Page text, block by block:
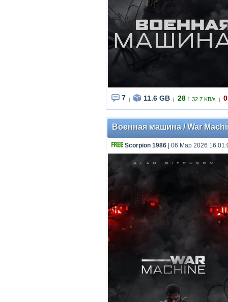
7 11.6 GB 28 ↑ 32.7 KB/s 0
Военная машина / War
Scorpion 1986 | 06 Мар 2026